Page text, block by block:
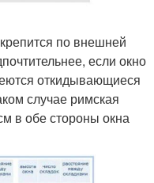
по внешней
если окно
откидывающиеся
случае римская
в обе стороны окна